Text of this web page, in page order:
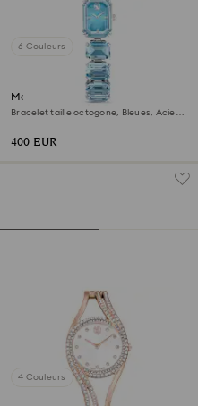
6 Couleurs
Montre
Bracelet taille octogone, Bleues, Acier
400 EUR
4 Couleurs